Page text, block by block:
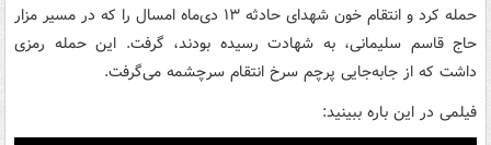
حمله کرد و انتقام خون شهدای حادثه ۱۳ دی‌ماه امسال را که در مسیر مزار
حاج قاسم سلیمانی، به شهادت رسیده بودند، گرفت. این حمله رمزی
داشت که از جابه‌جایی پرچم سرخ انتقام سرچشمه می‌گرفت.
فیلمی در این باره ببینید: